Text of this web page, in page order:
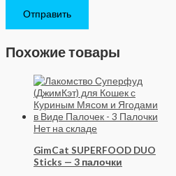
Похожие товары
Нет на складе
GimCat SUPERFOOD DUO
Sticks — 3 палочки